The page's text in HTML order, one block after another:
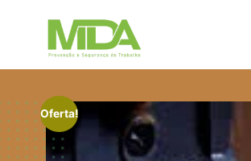
Oferta!